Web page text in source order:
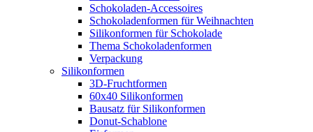
Schokoladen-Accessoires
Schokoladenformen für Weihnachten
Silikonformen für Schokolade
Thema Schokoladenformen
Verpackung
Silikonformen
3D-Fruchtformen
60x40 Silikonformen
Bausatz für Silikonformen
Donut-Schablone